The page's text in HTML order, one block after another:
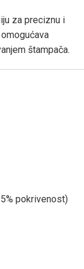
za preciznu i
štampača.
pokrivenost)